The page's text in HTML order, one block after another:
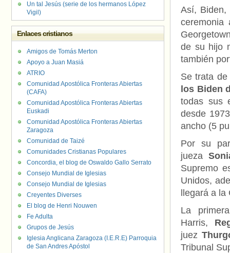
Así, Biden,
de su hijo
también
Se trata
los Biden
todas sus
desde
ancho (5
Por su
jueza
Supremo
Unidos,
llegará a
La
Harris,
juez
Tribunal
Un tal Jesús (serie de los hermanos López
Vigil)
Enlaces cristianos
Amigos de Tomás Merton
Apoyo a Juan Masiá
ATRIO
Comunidad Apostólica Fronteras Abiertas
(CAFA)
Comunidad Apostólica Fronteras Abiertas
Euskadi
Comunidad Apostólica Fronteras Abiertas
Zaragoza
Comunidad de Taizé
Comunidades Cristianas Populares
Concordia, el blog de Oswaldo Gallo Serrato
Consejo Mundial de Iglesias
Consejo Mundial de Iglesias
Creyentes Diverses
El blog de Henri Nouwen
Fe Adulta
Grupos de Jesús
Iglesia Anglicana Zaragoza (I.E.R.E) Parroquia
de San Andres Apóstol